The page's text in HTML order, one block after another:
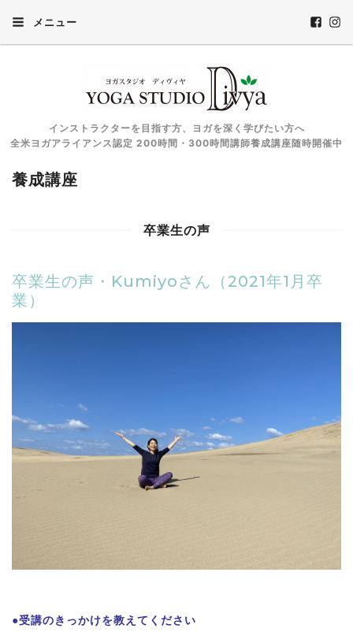
メニュー
インストラクターを目指す方、ヨガを深く学びたい方へ
全米ヨガアライアンス認定 200時間・300時間講師養成講座随時開催中
養成講座
卒業生の声
卒業生の声・Kumiyoさん（2021年1月卒
業）
●受講のきっかけを教えてください